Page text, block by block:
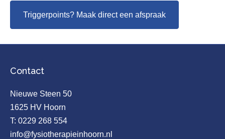
Triggerpoints? Maak direct een afspraak
Contact
Nieuwe Steen 50
1625 HV Hoorn
T: 0229 268 554
info@fysiotherapieinhoorn.nl